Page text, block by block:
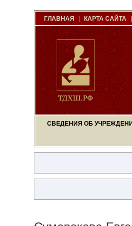
ГЛАВНАЯ КАРТА САЙТА
СВЕДЕНИЯ ОБ